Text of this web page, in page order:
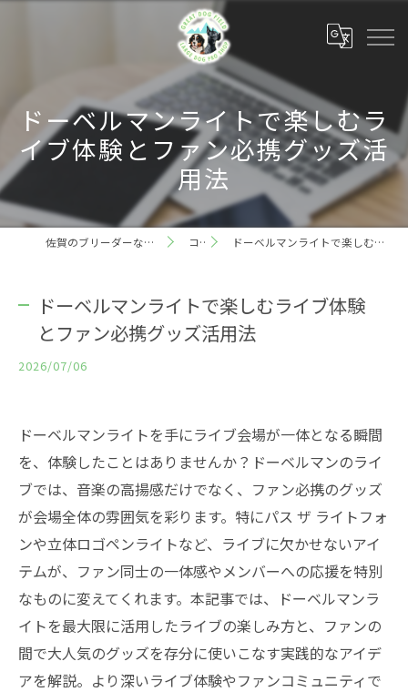
ドーベルマンライトで楽しむラ
イブ体験とファン必携グッズ活
用法
佐賀のブリーダーならグレートドッグフィールド コラム ドーベルマンライトで楽しむライブ体験とファン必携グッズ活用法
ドーベルマンライトで楽しむライブ体験
とファン必携グッズ活用法
2026/07/06
ドーベルマンライトを手にライブ会場が一体となる瞬間
を、体験したことはありませんか？ドーベルマンのライ
ブでは、音楽の高揚感だけでなく、ファン必携のグッズ
が会場全体の雰囲気を彩ります。特にパス ザ ライトフォ
ンや立体ロゴペンライトなど、ライブに欠かせないアイ
テムが、ファン同士の一体感やメンバーへの応援を特別
なものに変えてくれます。本記事では、ドーベルマンラ
イトを最大限に活用したライブの楽しみ方と、ファンの
間で大人気のグッズを存分に使いこなす実践的なアイデ
アを解説。より深いライブ体験やファンコミュニティで